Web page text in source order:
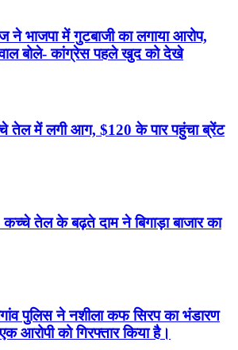
ने भाजपा में गुटबाजी का लगाया आरोप,
बोले- कांग्रेस पहले खुद को देखे
तेल में लगी आग, $120 के पार पहुंचा ब्रेंट
तेल के बढ़ते दाम ने बिगाड़ा बाजार का
पुलिस ने नशीला कफ सिरप का भंडारण
आरोपी को गिरफ्तार किया है।